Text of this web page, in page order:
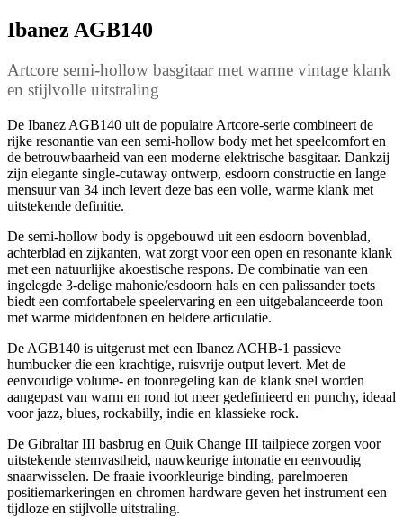
Ibanez AGB140
Artcore semi-hollow basgitaar met warme vintage klank
en stijlvolle uitstraling
De Ibanez AGB140 uit de populaire Artcore-serie combineert de
rijke resonantie van een semi-hollow body met het speelcomfort en
de betrouwbaarheid van een moderne elektrische basgitaar. Dankzij
zijn elegante single-cutaway ontwerp, esdoorn constructie en lange
mensuur van 34 inch levert deze bas een volle, warme klank met
uitstekende definitie.
De semi-hollow body is opgebouwd uit een esdoorn bovenblad,
achterblad en zijkanten, wat zorgt voor een open en resonante klank
met een natuurlijke akoestische respons. De combinatie van een
ingelegde 3-delige mahonie/esdoorn hals en een palissander toets
biedt een comfortabele speelervaring en een uitgebalanceerde toon
met warme middentonen en heldere articulatie.
De AGB140 is uitgerust met een Ibanez ACHB-1 passieve
humbucker die een krachtige, ruisvrije output levert. Met de
eenvoudige volume- en toonregeling kan de klank snel worden
aangepast van warm en rond tot meer gedefinieerd en punchy, ideaal
voor jazz, blues, rockabilly, indie en klassieke rock.
De Gibraltar III basbrug en Quik Change III tailpiece zorgen voor
uitstekende stemvastheid, nauwkeurige intonatie en eenvoudig
snaarwisselen. De fraaie ivoorkleurige binding, parelmoeren
positiemarkeringen en chromen hardware geven het instrument een
tijdloze en stijlvolle uitstraling.